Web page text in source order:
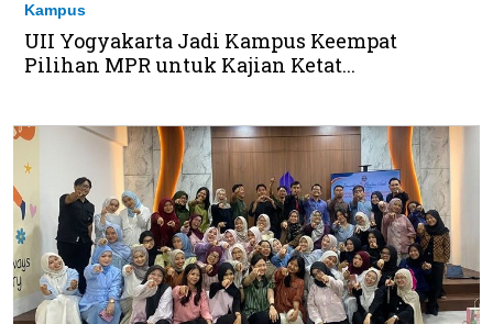
Kampus
UII Yogyakarta Jadi Kampus Keempat
Pilihan MPR untuk Kajian Ketat...